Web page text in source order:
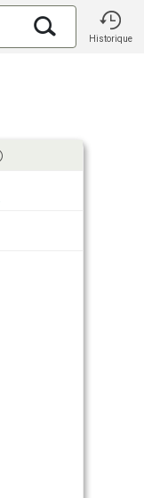
Historique